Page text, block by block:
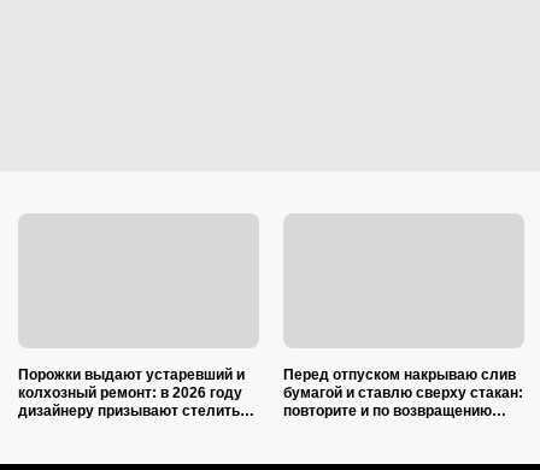
Порожки выдают устаревший и
колхозный ремонт: в 2026 году
дизайнеру призывают стелить
Перед отпуском накрываю слив
бумагой и ставлю сверху стакан:
повторите и по возвращению